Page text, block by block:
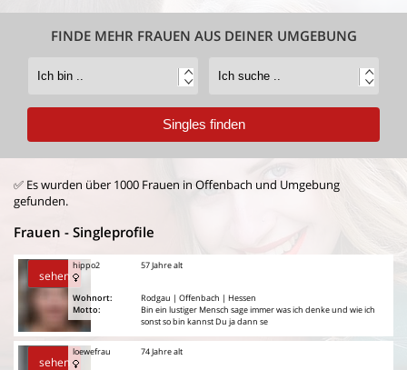
FINDE MEHR FRAUEN AUS DEINER UMGEBUNG
✅ Es wurden über 1000 Frauen in Offenbach und Umgebung
gefunden.
Frauen - Singleprofile
sehen
hippo2
Wohnort:
Motto:
57 Jahre alt
Rodgau | Offenbach | Hessen
Bin ein lustiger Mensch sage immer was ich denke und wie ich
sonst so bin kannst Du ja dann se
sehen
loewefrau 74 Jahre alt